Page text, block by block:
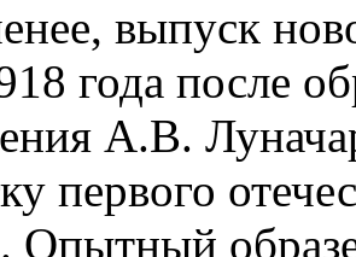
выпуск
года после
А.В.
первого
Опытный